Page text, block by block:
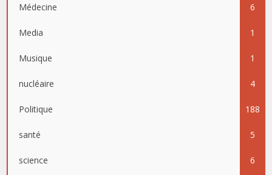
Médecine 6
Media 1
Musique 1
nucléaire 4
Politique 188
santé 5
science 6